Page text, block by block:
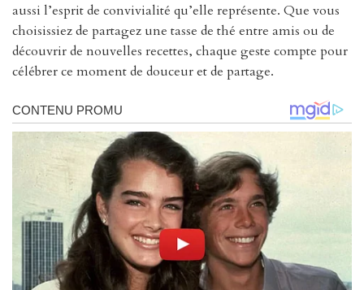
aussi l’esprit de convivialité qu’elle représente. Que vous
choisissiez de partagez une tasse de thé entre amis ou de
découvrir de nouvelles recettes, chaque geste compte pour
célébrer ce moment de douceur et de partage.